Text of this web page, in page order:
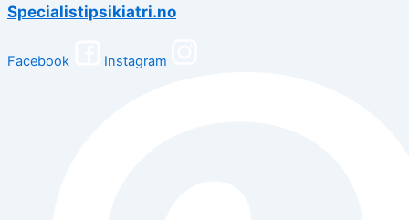
Specialistipsikiatri.no
Facebook Instagram